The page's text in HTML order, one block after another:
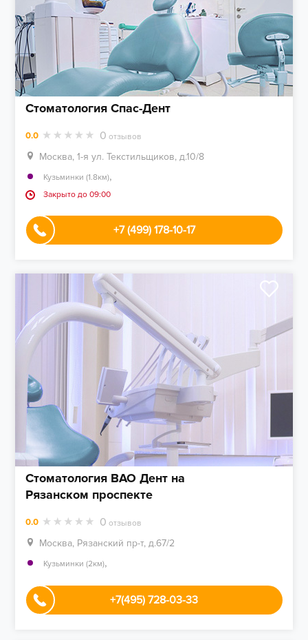
Стоматология Спас-Дент
0.0 0 отзывов
Москва, 1-я ул. Текстильщиков, д.10/8
Кузьминки (1.8км),
Закрыто до 09:00
+7 (499) 178-10-17
Стоматология ВАО Дент на
Рязанском проспекте
0.0 0 отзывов
Москва, Рязанский пр-т, д.67/2
Кузьминки (2км),
+7(495) 728-03-33